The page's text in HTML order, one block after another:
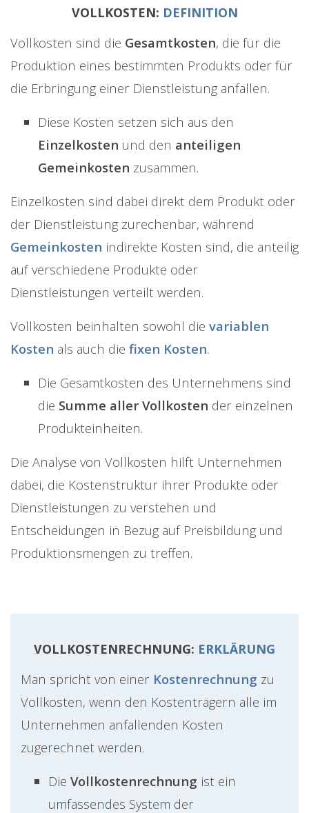
VOLLKOSTEN: DEFINITION
Vollkosten sind die Gesamtkosten, die für die
Produktion eines bestimmten Produkts oder für
die Erbringung einer Dienstleistung anfallen.
Diese Kosten setzen sich aus den
Einzelkosten und den anteiligen
Gemeinkosten zusammen.
Einzelkosten sind dabei direkt dem Produkt oder
der Dienstleistung zurechenbar, während
Gemeinkosten indirekte Kosten sind, die anteilig
auf verschiedene Produkte oder
Dienstleistungen verteilt werden.
Vollkosten beinhalten sowohl die variablen
Kosten als auch die fixen Kosten.
Die Gesamtkosten des Unternehmens sind
die Summe aller Vollkosten der einzelnen
Produkteinheiten.
Die Analyse von Vollkosten hilft Unternehmen
dabei, die Kostenstruktur ihrer Produkte oder
Dienstleistungen zu verstehen und
Entscheidungen in Bezug auf Preisbildung und
Produktionsmengen zu treffen.
VOLLKOSTENRECHNUNG: ERKLÄRUNG
Man spricht von einer Kostenrechnung zu
Vollkosten, wenn den Kostenträgern alle im
Unternehmen anfallenden Kosten
zugerechnet werden.
Die Vollkostenrechnung ist ein
umfassendes System der